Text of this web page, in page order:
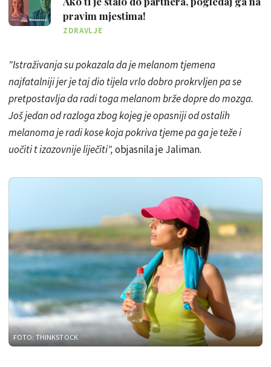
pravim mjestima!
ZDRAVLJE
"Istraživanja su pokazala da je melanom tjemena
najfatalniji jer je taj dio tijela vrlo dobro prokrvljen pa se
pretpostavlja da radi toga melanom brže dopre do mozga.
Još jedan od razloga zbog kojeg je opasniji od ostalih
melanoma je radi kose koja pokriva tjeme pa ga je teže i
uočiti t izazovnije liječiti",objasnila je Jaliman.
FOTO: THINKSTOCK